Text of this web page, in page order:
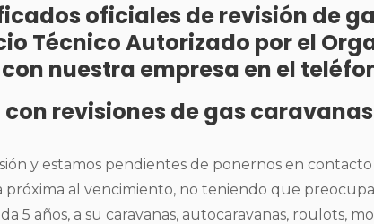
oficiales de revisión de
Técnico Autorizado por el
nuestra empresa en el
revisiones de gas
y estamos pendientes de ponernos en
al vencimiento, no teniendo que
5 años, a su caravanas, autocaravanas, roulots,